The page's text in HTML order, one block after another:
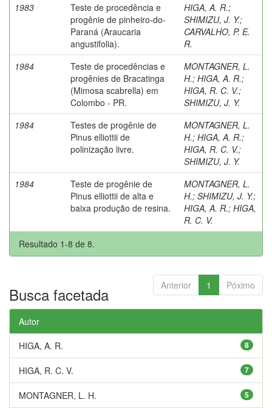
1983
Teste de procedência e
progênie de pinheiro-do-
Paraná (Araucaria
angustifolia).
HIGA, A. R.;
SHIMIZU, J. Y.;
CARVALHO, P. E.
R.
1984
Teste de procedências e
progênies de Bracatinga
(Mimosa scabrella) em
Colombo - PR.
MONTAGNER, L.
H.; HIGA, A. R.;
HIGA, R. C. V.;
SHIMIZU, J. Y.
1984
Testes de progênie de
Pinus elliottii de
polinização livre.
MONTAGNER, L.
H.; HIGA, A. R.;
HIGA, R. C. V.;
SHIMIZU, J. Y.
1984
Teste de progênie de
Pinus elliottii de alta e
baixa produção de resina.
MONTAGNER, L.
H.; SHIMIZU, J. Y.;
HIGA, A. R.; HIGA,
R. C. V.
Resultado 1-8 de 8.
Anterior 1 Póximo
Busca facetada
Autor
8
HIGA, A. R.
7
HIGA, R. C. V.
5
MONTAGNER, L. H.